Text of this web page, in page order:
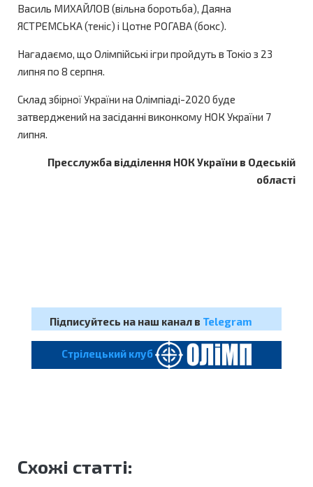
Василь МИХАЙЛОВ (вільна боротьба), Даяна
ЯСТРЕМСЬКА (теніс) і Цотне РОГАВА (бокс).
Нагадаємо, що Олімпійські ігри пройдуть в Токіо з 23
липня по 8 серпня.
Склад збірної України на Олімпіаді-2020 буде
затверджений на засіданні виконкому НОК України 7
липня.
Пресслужба відділення НОК України в Одеській
області
Підписуйтесь на наш канал в Telegram
Cтрілецький клуб
Схожі статті: